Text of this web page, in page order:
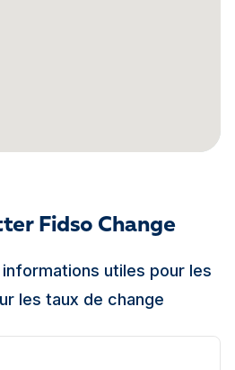
Fidso Change
utiles pour les
les taux de change